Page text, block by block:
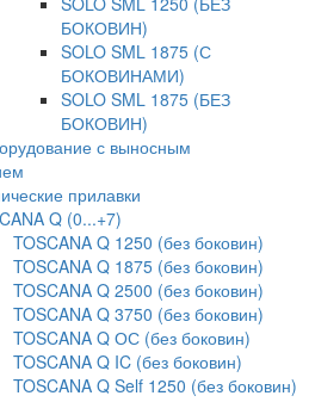
БОКОВИН)
SOLO SML 1875 (С
БОКОВИНАМИ)
SOLO SML 1875 (БЕЗ
БОКОВИН)
с выносным
прилавки
Q (0...+7)
TOSCANA Q 1250 (без боковин)
TOSCANA Q 1875 (без боковин)
TOSCANA Q 2500 (без боковин)
TOSCANA Q 3750 (без боковин)
TOSCANA Q ОС (без боковин)
TOSCANA Q IC (без боковин)
TOSCANA Q Self 1250 (без боковин)